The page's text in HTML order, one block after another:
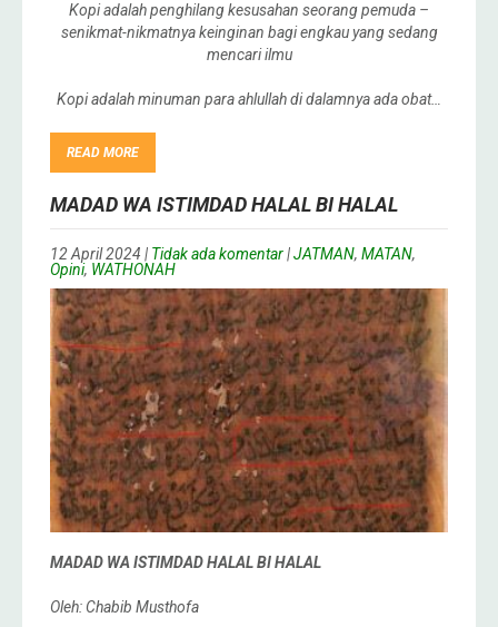
Kopi adalah penghilang kesusahan seorang pemuda –
senikmat-nikmatnya keinginan bagi engkau yang sedang
mencari ilmu
Kopi adalah minuman para ahlullah di dalamnya ada obat…
READ MORE
MADAD WA ISTIMDAD HALAL BI HALAL
12 April 2024 | Tidak ada komentar|JATMAN, MATAN,
Opini, WATHONAH
MADAD WA ISTIMDAD HALAL BI HALAL
Oleh: Chabib Musthofa